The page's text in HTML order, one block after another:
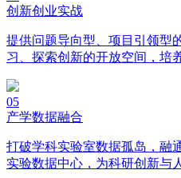
创新创业实战
提供问题导向型、项目引领型
习、探索创新的开放空间，培
05
产学数据融合
打破学科实验室数据孤岛，融
实验数据中心，为科研创新与